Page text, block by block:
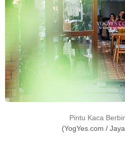
Pintu Kaca
(YogYes.com /